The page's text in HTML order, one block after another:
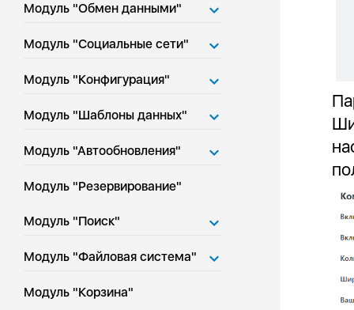
Модуль "Обмен данными"
Модуль "Социальные сети"
Модуль "Конфигурация"
Модуль "Шаблоны данных"
Модуль "Автообновления"
Модуль "Резервирование"
Модуль "Поиск"
Модуль "Файловая система"
Модуль "Корзина"